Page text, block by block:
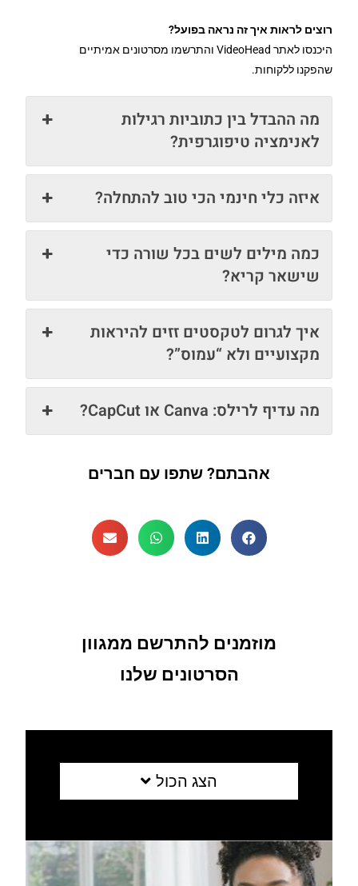
רוצים לראות איך זה נראה בפועל?
היכנסו לאתר VideoHead והתרשמו מסרטונים אמיתיים
שהפקנו ללקוחות.
מה ההבדל בין כתוביות רגילות
לאנימציה טיפוגרפית?
איזה כלי חינמי הכי טוב להתחלה?
כמה מילים לשים בכל שורה כדי
שישאר קריא?
איך לגרום לטקסטים זזים להיראות
מקצועיים ולא “עמוס”?
מה עדיף לרילס: Canva או CapCut?
אהבתם? שתפו עם חברים
מוזמנים להתרשם ממגוון
הסרטונים שלנו
הצג הכול